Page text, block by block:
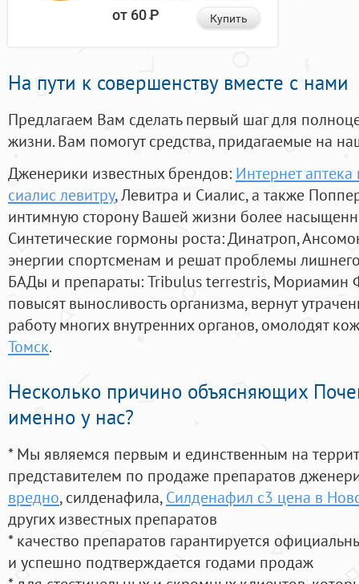
от 60Р Купить
На пути к совершенству вместе с нами
Предлагаем Вам сделать первый шаг для
жизни. Вам помогут средства, придагаемые на
Дженерики известных брендов: Интернет аптека
сиалис левитру, Левитра и Сиалис, а также
интимную сторону Вашей жизни более
Синтетические гормоны роста: Динатроп,
энергии спортсменам и решат проблемы
БАДы и препараты:Tribulus terrestris, Мориамин
повысят выносливость организма, вернут
работу многих внутренних органов, омолодят
Томск.
Несколько причино объясняющих
именно у нас?
* Мы являемся первым и единственным на
представителем по продаже препаратов
вредно, силденафила, Силденафил с3 цена в
других известных препаратов
* качество препаратов гарантируется
и успешно подтверждается годами продаж